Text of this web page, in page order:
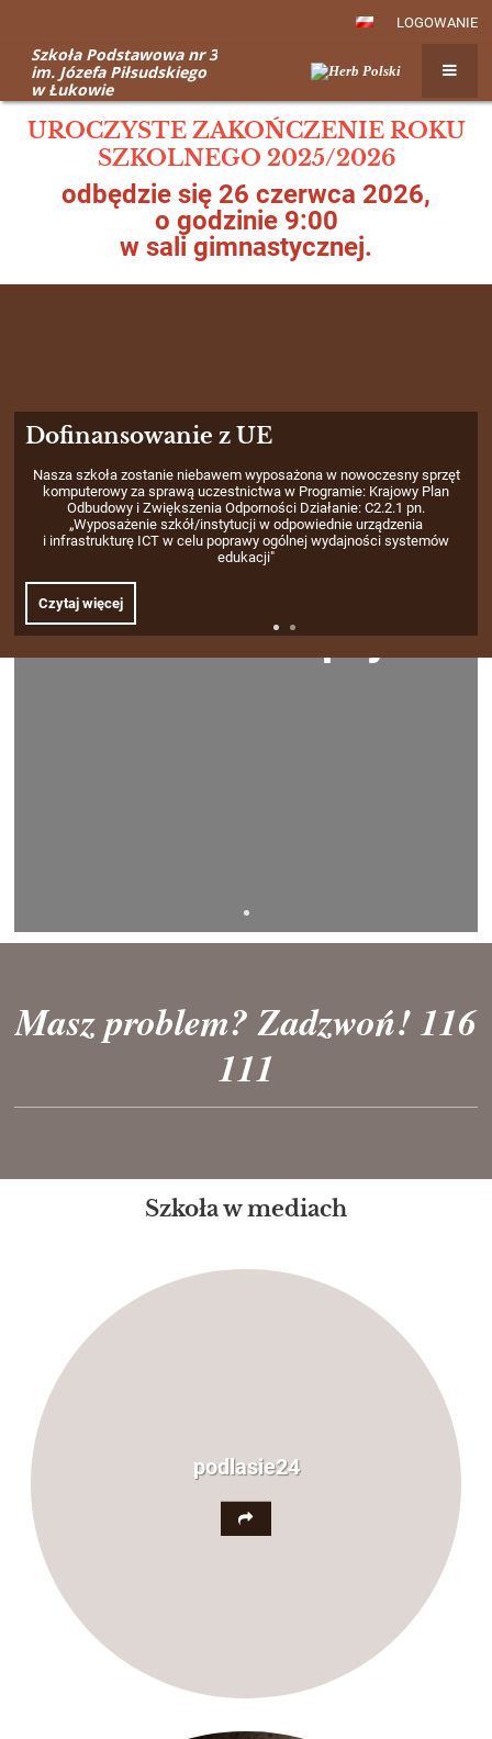
LOGOWANIE
Szkoła Podstawowa nr 3
im. Józefa Piłsudskiego
w Łukowie
Strona
główna
UROCZYSTE ZAKOŃCZENIE ROKU
SZKOLNEGO 2025/2026
odbędzie się 26 czerwca 2026,
o godzinie 9:00
w sali gimnastycznej.
sprzęt
Piotr Płudowski, Burmistrz Łuków, 6 lutego 2026 r. podpisał
z Naukowa i Akademicka Sieć Komputerowa – Państwowy
projektu finansowanego przez Unia Europejska z Krajowego
Odbudowy. Wartość dofinansowania projektu na poziomie
wynosi 463 676 600 zł, a zadanie obejmuje m.in. Szkoła
nr 3 im. Józefa Piłsudskiego w Łukowie. Inwestycja poprawi
infrastruktury cyfrowej oraz bezpieczeństwo i komfort
z technologii w procesie edukacyjnym.
Czytaj więcej
Fundusze Europejskie
Masz problem? Zadzwoń! 116
111
Szkoła w mediach
podlasie24